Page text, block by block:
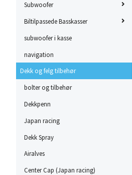
Subwoofer
Biltilpassede Basskasser
subwoofer i kasse
navigation
Dekk og felg tilbehør
bolter og tilbehør
Dekkpenn
Japan racing
Dekk Spray
Airalves
Center Cap (Japan racing)